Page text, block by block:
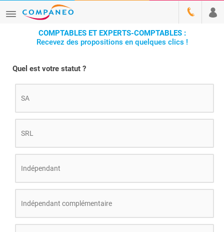
COMPTABLES ET EXPERTS-COMPTABLES :
Recevez des propositions en quelques clics !
Quel est votre statut ?
SA
SRL
Indépendant
Indépendant complémentaire